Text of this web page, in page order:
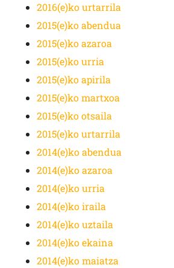
2016(e)ko urtarrila
2015(e)ko abendua
2015(e)ko azaroa
2015(e)ko urria
2015(e)ko apirila
2015(e)ko martxoa
2015(e)ko otsaila
2015(e)ko urtarrila
2014(e)ko abendua
2014(e)ko azaroa
2014(e)ko urria
2014(e)ko iraila
2014(e)ko uztaila
2014(e)ko ekaina
2014(e)ko maiatza